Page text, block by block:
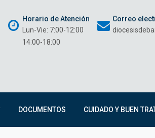
Horario de Atención
Lun-Vie: 7:00-12:00
14:00-18:00
Correo
DOCUMENTOS CUIDADO Y BUEN